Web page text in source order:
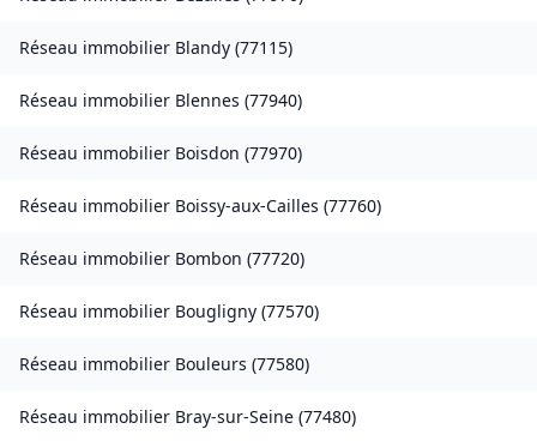
Réseau immobilier Blandy (77115)
Réseau immobilier Blennes (77940)
Réseau immobilier Boisdon (77970)
Réseau immobilier Boissy-aux-Cailles (77760)
Réseau immobilier Bombon (77720)
Réseau immobilier Bougligny (77570)
Réseau immobilier Bouleurs (77580)
Réseau immobilier Bray-sur-Seine (77480)